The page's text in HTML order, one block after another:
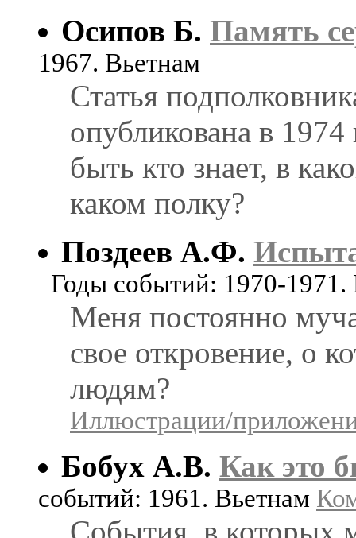
Осипов Б. Память
1967. Вьетнам
Статья
опубликована в
быть кто знает, в
каком полку?
Поздеев А.Ф.
Годы событий: 1970-1971.
Меня постоянно
свое откровение, о
людям?
Иллюстрации/
Бобух А.В. Как это
событий: 1961. Вьетнам